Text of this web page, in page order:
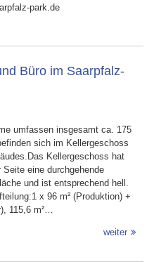
park.de
Büro im Saarpfalz-
umfassen insgesamt ca. 175
sich im Kellergeschoss
Kellergeschoss hat
Seite eine durchgehende
und ist entsprechend hell.
x 96 m² (Produktion) +
115,6 m²…
weiter